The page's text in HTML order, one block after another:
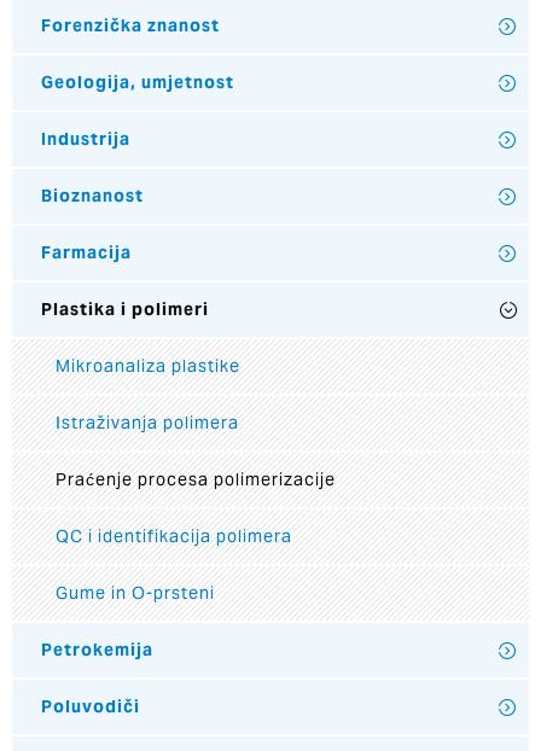
Forenzička znanost
Geologija, umjetnost
Industrija
Bioznanost
Farmacija
Plastika i polimeri
Mikroanaliza plastike
Istraživanja polimera
Praćenje procesa polimerizacije
QC i identifikacija polimera
Gume in O-prsteni
Petrokemija
Poluvodiči